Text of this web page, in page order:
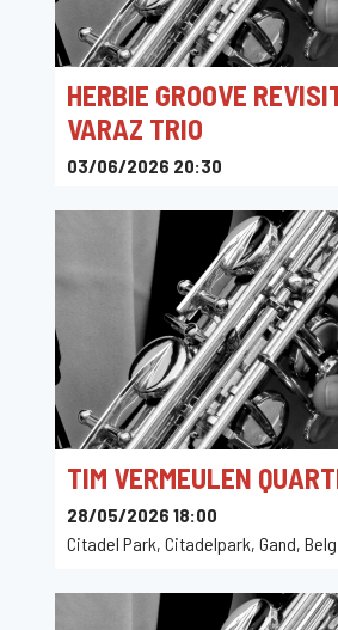
HERBIE GROOVE
VARAZ TRIO
03/06/2026 20:30
TIM VERMEULEN
28/05/2026 18:00
Citadel Park, Citadelpark, Gand,